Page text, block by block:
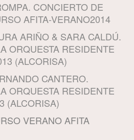
CONCIERTO DE
AFITA-VERANO2014
ARIÑO & SARA CALDÚ.
ORQUESTA RESIDENTE
(ALCORISA)
CANTERO.
ORQUESTA RESIDENTE
(ALCORISA)
VERANO AFITA